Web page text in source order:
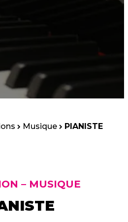
Musique PIANISTE
– MUSIQUE